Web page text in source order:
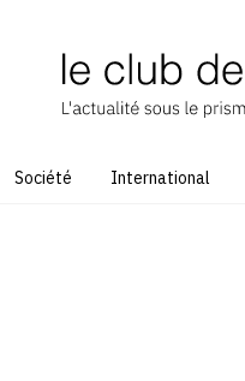
Société International